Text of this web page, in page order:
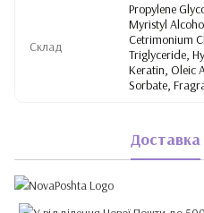
Склад
Propylene
Myristyl
Cetrimonium
Triglyceride,
Keratin, Oleic
Sorbate,
Доставка